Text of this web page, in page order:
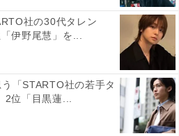
票
社の30代タレン
伊野尾慧」を...
「STARTO社の若手タ
2位「目黒蓮...